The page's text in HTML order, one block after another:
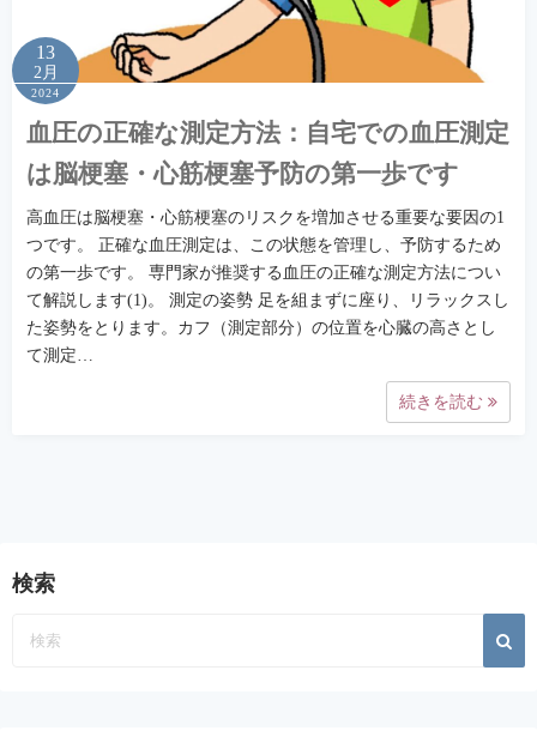
13
2月
2024
血圧の正確な測定方法：自宅での血圧測定
は脳梗塞・心筋梗塞予防の第一歩です
高血圧は脳梗塞・心筋梗塞のリスクを増加させる重要な要因の1
つです。 正確な血圧測定は、この状態を管理し、予防するため
の第一歩です。 専門家が推奨する血圧の正確な測定方法につい
て解説します(1)。 測定の姿勢 足を組まずに座り、リラックスし
た姿勢をとります。カフ（測定部分）の位置を心臓の高さとし
て測定…
続きを読む
検索